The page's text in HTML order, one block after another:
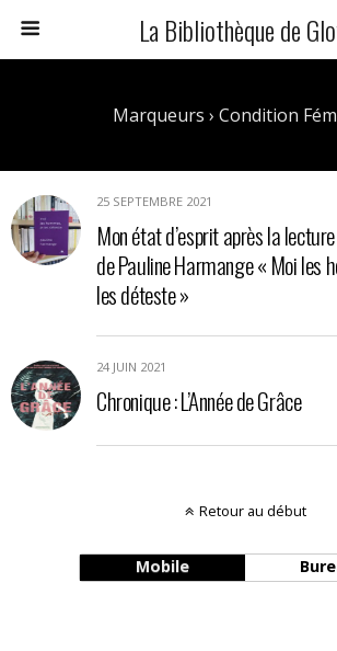
La Bibliothèque de
Marqueurs › Condition
25 SEPTEMBRE 2021
Mon état d’esprit après la
de Pauline Harmange « Moi les
les déteste »
24 JUIN 2021
Chronique : L’Année de Grâce
Retour au début
Mobile